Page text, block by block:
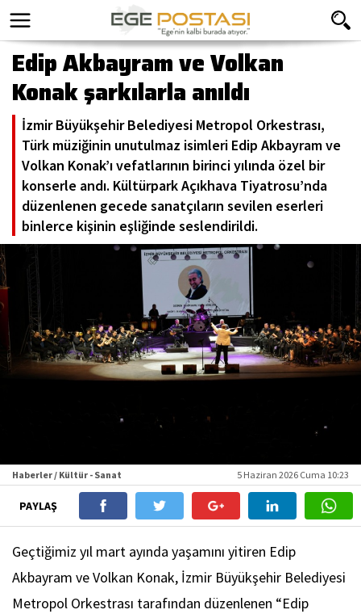
Edip Akbayram ve Volkan
Konak şarkılarla anıldı
İzmir Büyükşehir Belediyesi Metropol Orkestrası,
Türk müziğinin unutulmaz isimleri Edip Akbayram ve
Volkan Konak’ı vefatlarının birinci yılında özel bir
konserle andı. Kültürpark Açıkhava Tiyatrosu’nda
düzenlenen gecede sanatçıların sevilen eserleri
binlerce kişinin eşliğinde seslendirildi.
Haberler / Kültür - Sanat 5 Haziran 2026 Cuma 10:23
PAYLAŞ
Geçtiğimiz yıl mart ayında yaşamını yitiren Edip
Akbayram ve Volkan Konak, İzmir Büyükşehir Belediyesi
Metropol Orkestrası tarafından düzenlenen “Edip